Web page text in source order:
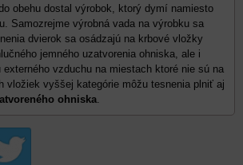
obehu dostal výrobok, ktorý dymí namiesto
Samozrejme výrobná vada na výrobku sa
dvierok sa osádzajú na krbové vložky
jemného uzatvorenia ohniska, ale i
externého vzduchu na miestach ktoré nie sú na
vložiek vyššej kategórie môžu tesnenia plniť aj
ohniska.